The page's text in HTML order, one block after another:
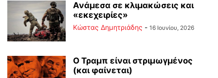
Ανάμεσα σε κλιμακώσεις και
«εκεχειρίες»
Kώστας Δημητριάδης - 16 Ιουνίου, 2026
Ο Τραμπ είναι στριμωγμένος
(και φαίνεται)